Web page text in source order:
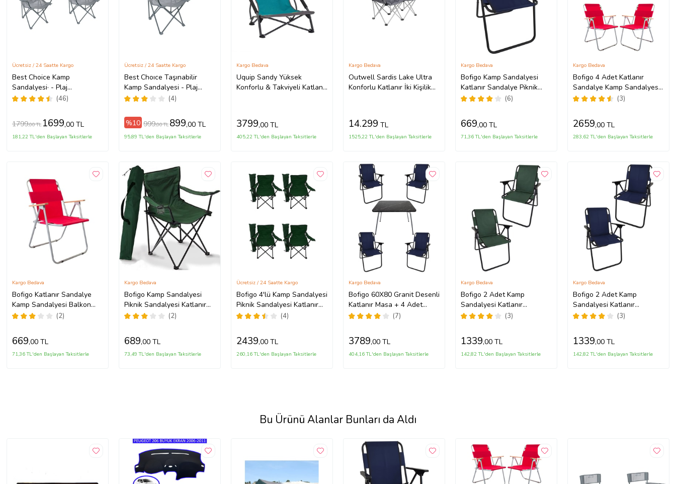
Best Choice Kamp
Sandalyesi· - Plaj
Sandalyesi· 2'li(46)
Ücretsiz / 24 Saatte Kargo
1799,00 TL 1699,00 TL
181,22 TL'den Başlayan Taksitlerle
Best Choıce Taşınabilir
Kamp Sandalyesi - Plaj
Sandalyesi
(4)
Ücretsiz / 24 Saatte Kargo
%10 999,00 TL 899,00 TL
95,89 TL'den Başlayan Taksitlerle
Uquip Sandy Yüksek
Konforlu & Takviyeli Katlanır
Kargo Bedava
3799,00 TL
405,22 TL'den Başlayan Taksitlerle
Outwell Sardis Lake Ultra
Konforlu Katlanır İki Kişilik
Kargo Bedava
14.299 TL
1525,22 TL'den Başlayan Taksitlerle
Bofigo Kamp Sandalyesi
Katlanır Sandalye Piknik
Sandalyesi Plaj Sandalyesi
(6)
Kargo Bedava
669,00 TL
71,36 TL'den Başlayan Taksitlerle
Bofigo 4 Adet Katlanır
Sandalye Kamp Sandalyesi
Balkon Sandalyesi
Sandalyesi Kırmızı
(3)
Kargo Bedava
2659,00 TL
283,62 TL'den Başlayan Taksitlerle
Bofigo Katlanır Sandalye
Kamp Sandalyesi Balkon
Sandalyesi Katlanabilir
(2)
Kargo Bedava
669,00 TL
71,36 TL'den Başlayan Taksitlerle
Bofigo Kamp Sandalyesi
Piknik Sandalyesi Katlanır
Sandalye Taşıma Çantalı
(2)
Kargo Bedava
689,00 TL
73,49 TL'den Başlayan Taksitlerle
Bofigo 4'lü Kamp Sandalyesi
Piknik Sandalyesi Katlanır
Sandalye Taşıma Çantalı
(4)
Ücretsiz / 24 Saatte Kargo
2439,00 TL
260,16 TL'den Başlayan Taksitlerle
Bofigo 60X80 Granit Desenli
Katlanır Masa + 4 Adet
Katlanır Sandalye Kamp Seti
(7)
Kargo Bedava
3789,00 TL
404,16 TL'den Başlayan Taksitlerle
Bofigo 2 Adet Kamp
Sandalyesi Katlanır
Sandalye Piknik Sandalyesi
(3)
Kargo Bedava
1339,00 TL
142,82 TL'den Başlayan Taksitlerle
Bofigo 2 Adet Kamp
Sandalyesi Katlanır
Sandalye Piknik Sandalyesi
(3)
Kargo Bedava
1339,00 TL
142,82 TL'den Başlayan Taksitlerle
Bu Ürünü Alanlar Bunları da Aldı